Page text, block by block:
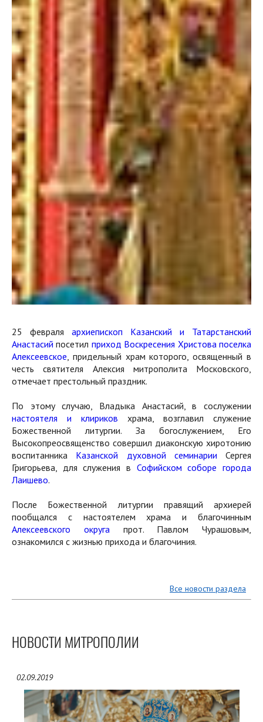
25 февраля архиепископ Казанский и Татарстанский
Анастасий посетил приход Воскресения Христова поселка
Алексеевское , придельный храм которого, освященный в
честь святителя Алексия митрополита Московского,
отмечает престольный праздник.
По этому случаю, Владыка Анастасий, в сослужении
настоятеля и клириков храма, возглавил служение
Божественной литургии. За богослужением, Его
Высокопреосвященство совершил диаконскую хиротонию
воспитанника Казанской духовной семинарии Сергея
Григорьева, для служения в Софийском соборе города
Лаишево.
После Божественной литургии правящий архиерей
пообщался с настоятелем храма и благочинным
Алексеевского округа прот. Павлом Чурашовым,
ознакомился с жизнью прихода и благочиния.
Все новости раздела
НОВОСТИ МИТРОПОЛИИ
02.09.2019